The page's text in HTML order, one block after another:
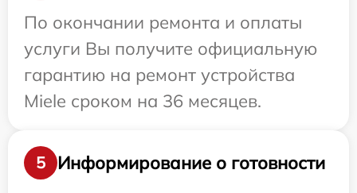
По окончании ремонта и оплаты
услуги Вы получите официальную
гарантию на ремонт устройства
Miele сроком на 36 месяцев.
5
Информирование о готовности